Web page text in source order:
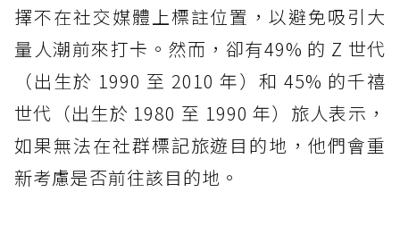
擇不在社交媒體上標註位置，以避免吸引大
量人潮前來打卡。然而，卻有49% 的 Z 世代
（出生於 1990 至 2010 年）和 45% 的千禧
世代（出生於 1980 至 1990 年）旅人表示，
如果無法在社群標記旅遊目的地，他們會重
新考慮是否前往該目的地。